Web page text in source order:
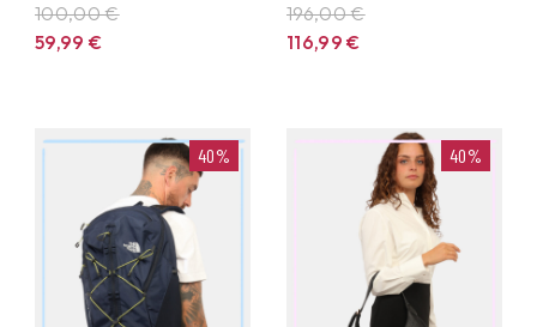
100,00 €
59,99€
196,00 €
116,99€
40% 40%